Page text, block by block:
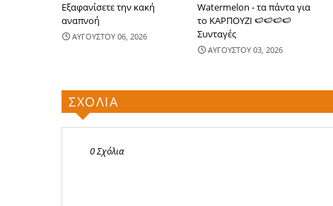
Εξαφανίσετε την κακή
αναπνοή
ΑΥΓΟΥΣΤΟΥ 06, 2026
Watermelon - τα πάντα για
το ΚΑΡΠΟΥΖΙ 🍉🍉🍉🍉
Συνταγές
ΑΥΓΟΥΣΤΟΥ 03, 2026
ΣΧΟΛΙΑ
0 Σχόλια